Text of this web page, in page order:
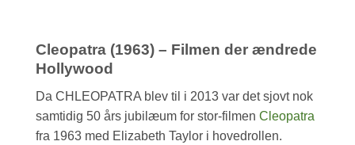
Cleopatra (1963) – Filmen der ændrede
Hollywood
Da CHLEOPATRA blev til i 2013 var det sjovt nok
samtidig 50 års jubilæum for stor-filmen Cleopatra
fra 1963 med Elizabeth Taylor i hovedrollen.